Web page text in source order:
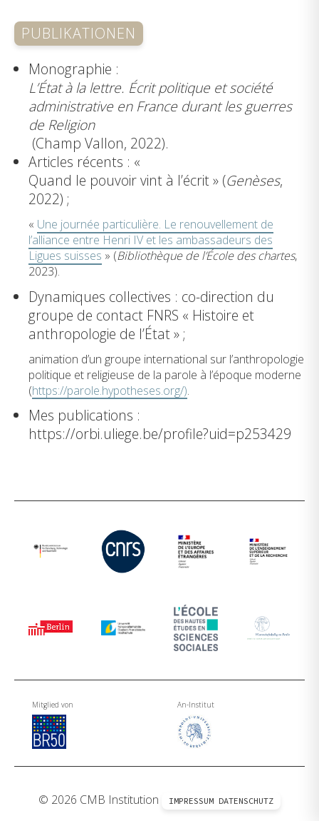
PUBLIKATIONEN
Monographie :
L’État à la lettre. Écrit politique et société
administrative en France durant les guerres
de Religion
(Champ Vallon, 2022).
Articles récents : «
Quand le pouvoir vint à l’écrit» (Genèses,
2022) ;
« Une journée particulière. Le renouvellement de
l’alliance entre Henri IV et les ambassadeurs des
Ligues suisses » (Bibliothèque de l’École des chartes,
2023).
Dynamiques collectives : co-direction du
groupe de contact FNRS « Histoire et
anthropologie de l’État » ;
animation d’un groupe international sur l’anthropologie
politique et religieuse de la parole à l’époque moderne
(https://parole.hypotheses.org/).
Mes publications :
https://orbi.uliege.be/profile?uid=p253429
Mitglied von An-Institut
© 2026 CMB Institution IMPRESSUM DATENSCHUTZ